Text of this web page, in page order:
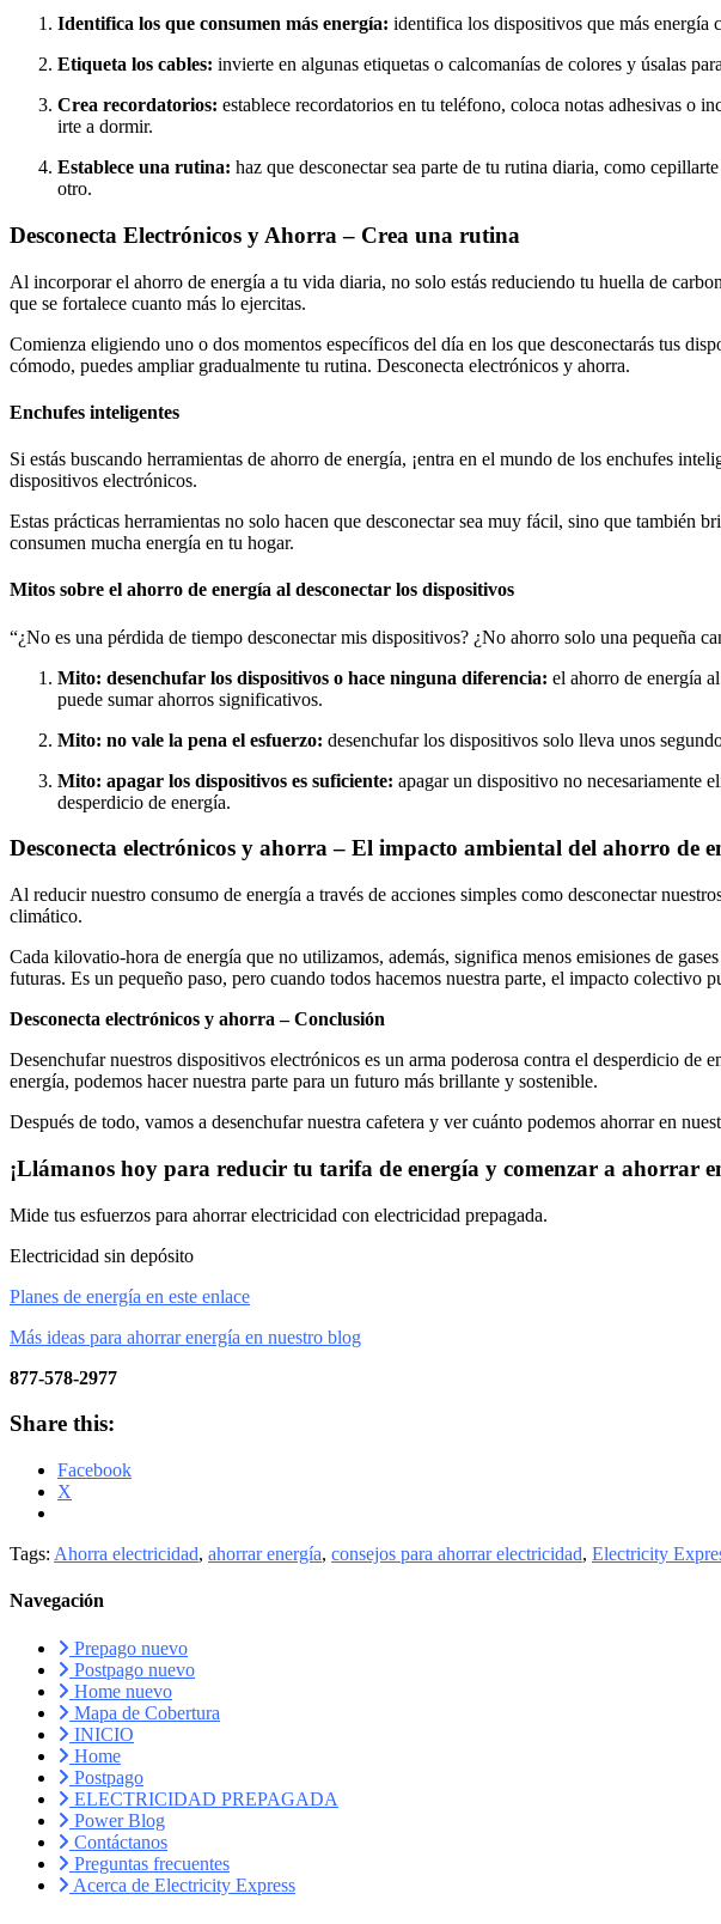
Identifica los que consumen más energía: identifica los dispositivos que más energía
Etiqueta los cables: invierte en algunas etiquetas o calcomanías de colores y úsalas
Crea recordatorios: establece recordatorios en tu teléfono, coloca notas adhesivas o
irte a dormir.
Establece una rutina: haz que desconectar sea parte de tu rutina diaria, como
otro.
Desconecta Electrónicos y Ahorra – Crea una rutina
Al incorporar el ahorro de energía a tu vida diaria, no solo estás reduciendo tu huella de
que se fortalece cuanto más lo ejercitas.
Comienza eligiendo uno o dos momentos específicos del día en los que desconectarás tus
cómodo, puedes ampliar gradualmente tu rutina. Desconecta electrónicos y ahorra.
Enchufes inteligentes
Si estás buscando herramientas de ahorro de energía, ¡entra en el mundo de los enchufes
dispositivos electrónicos.
Estas prácticas herramientas no solo hacen que desconectar sea muy fácil, sino que
consumen mucha energía en tu hogar.
Mitos sobre el ahorro de energía al desconectar los dispositivos
“¿No es una pérdida de tiempo desconectar mis dispositivos? ¿No ahorro solo una pequeña
Mito: desenchufar los dispositivos o hace ninguna diferencia: el ahorro de energía
puede sumar ahorros significativos.
Mito: no vale la pena el esfuerzo: desenchufar los dispositivos solo lleva unos
Mito: apagar los dispositivos es suficiente: apagar un dispositivo no necesariamente
desperdicio de energía.
Desconecta electrónicos y ahorra – El impacto ambiental del ahorro de
Al reducir nuestro consumo de energía a través de acciones simples como desconectar
climático.
Cada kilovatio-hora de energía que no utilizamos, además, significa menos emisiones de
futuras. Es un pequeño paso, pero cuando todos hacemos nuestra parte, el impacto colectivo
Desconecta electrónicos y ahorra – Conclusión
Desenchufar nuestros dispositivos electrónicos es un arma poderosa contra el desperdicio
energía, podemos hacer nuestra parte para un futuro más brillante y sostenible.
Después de todo, vamos a desenchufar nuestra cafetera y ver cuánto podemos ahorrar en
¡Llámanos hoy para reducir tu tarifa de energía y comenzar a ahorrar
Mide tus esfuerzos para ahorrar electricidad con electricidad prepagada.
Electricidad sin depósito
Planes de energía en este enlace
Más ideas para ahorrar energía en nuestro blog
877-578-2977
Share this:
Facebook
X
Tags: Ahorra electricidad, ahorrar energía, consejos para ahorrar electricidad, Electricity
Navegación
Prepago nuevo
Postpago nuevo
Home nuevo
Mapa de Cobertura
INICIO
Home
Postpago
ELECTRICIDAD PREPAGADA
Power Blog
Contáctanos
Preguntas frecuentes
Acerca de Electricity Express